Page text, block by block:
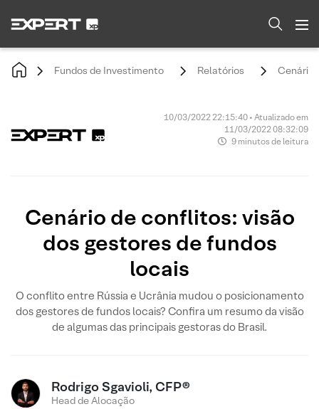
Fundos de Investimento Relatórios Cenário
10/03/2022 22:15:40 • Atualizado em
11/03/2022 08:32:09
9 minutos de leitura
Cenário de conflitos: visão
dos gestores de fundos
locais
O conflito entre Rússia e Ucrânia mudou o posicionamento
dos gestores de fundos locais? Confira um resumo da visão
de algumas das principais gestoras do Brasil.
Rodrigo Sgavioli, CFP®
Head de Alocação